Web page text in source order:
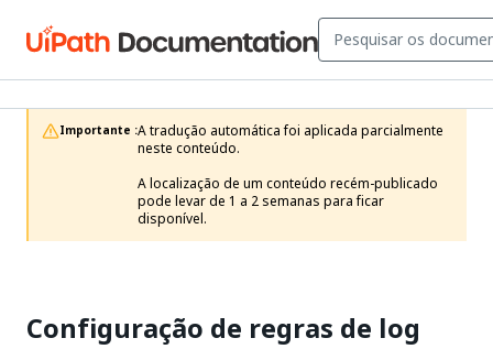
Importante :A tradução automática foi aplicada parcialmente
neste conteúdo.
A localização de um conteúdo recém-publicado
pode levar de 1 a 2 semanas para ficar
disponível.
Configuração de regras de log